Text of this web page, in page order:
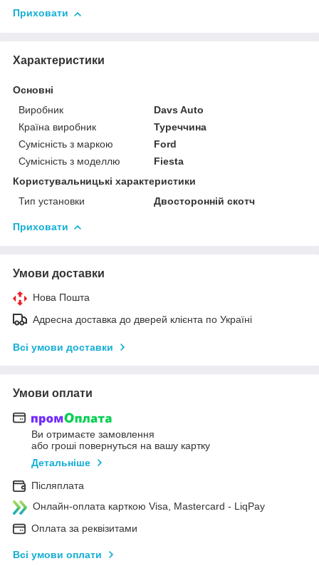
Приховати
Характеристики
Основні
Виробник
Davs Auto
Країна виробник
Туреччина
Сумісність з маркою
Ford
Сумісність з моделлю
Fiesta
Користувальницькі характеристики
Тип установки
Двосторонній скотч
Приховати
Умови доставки
Нова Пошта
Адресна доставка до дверей клієнта по Україні
Всі умови доставки
Умови оплати
Ви отримаєте замовлення
або гроші повернуться на вашу картку
Детальніше
Післяплата
Онлайн-оплата карткою Visa, Mastercard - LiqPay
Оплата за реквізитами
Всі умови оплати